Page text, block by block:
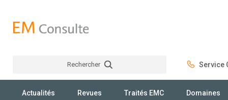
Rechercher Service
Actualités Revues Traités EMC Domaines